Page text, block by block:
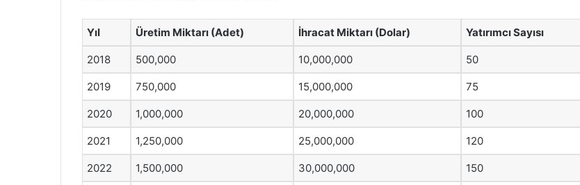
Yıl Üretim Miktarı (Adet) İhracat Miktarı (Dolar) Yatırımcı Sayısı
2018 500,000 10,000,000 50
2019 750,000 15,000,000 75
2020 1,000,000 20,000,000 100
2021 1,250,000 25,000,000 120
2022 1,500,000 30,000,000 150